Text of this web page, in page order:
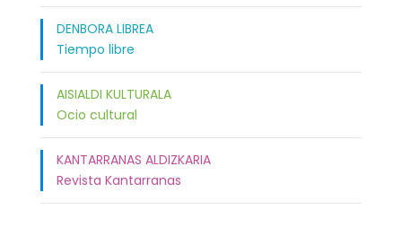
DENBORA LIBREA
Tiempo libre
AISIALDI KULTURALA
Ocio cultural
KANTARRANAS ALDIZKARIA
Revista Kantarranas